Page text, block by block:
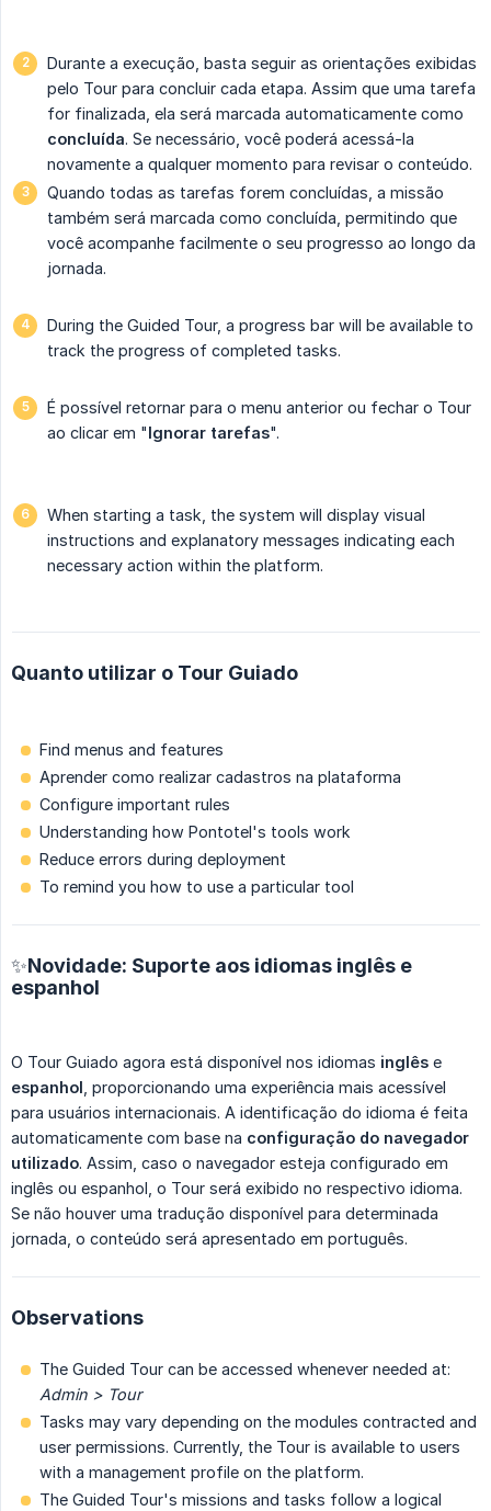
Durante a execução, basta seguir as orientações exibidas
pelo Tour para concluir cada etapa. Assim que uma tarefa
for finalizada, ela será marcada automaticamente como
concluída. Se necessário, você poderá acessá-la
novamente a qualquer momento para revisar o conteúdo.
Quando todas as tarefas forem concluídas, a missão
também será marcada como concluída, permitindo que
você acompanhe facilmente o seu progresso ao longo da
jornada.
During the Guided Tour, a progress bar will be available to
track the progress of completed tasks.
É possível retornar para o menu anterior ou fechar o Tour
ao clicar em "Ignorar tarefas".
When starting a task, the system will display visual
instructions and explanatory messages indicating each
necessary action within the platform.
Quanto utilizar o Tour Guiado
Find menus and features
Aprender como realizar cadastros na plataforma
Configure important rules
Understanding how Pontotel's tools work
Reduce errors during deployment
To remind you how to use a particular tool
✨Novidade: Suporte aos idiomas inglês e
espanhol
O Tour Guiado agora está disponível nos idiomas inglês e
espanhol , proporcionando uma experiência mais acessível
para usuários internacionais. A identificação do idioma é feita
automaticamente com base na configuração do navegador
utilizado. Assim, caso o navegador esteja configurado em
inglês ou espanhol, o Tour será exibido no respectivo idioma.
Se não houver uma tradução disponível para determinada
jornada, o conteúdo será apresentado em português.
Observations
The Guided Tour can be accessed whenever needed at:
Admin > Tour
Tasks may vary depending on the modules contracted and
user permissions. Currently, the Tour is available to users
with a management profile on the platform.
The Guided Tour's missions and tasks follow a logical